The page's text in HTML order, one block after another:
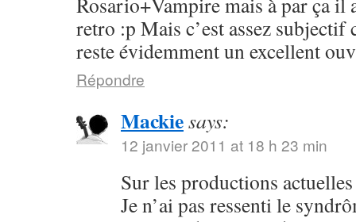
retro :p Mais c’est assez
reste évidemment un excellent
Répondre
Mackiesays:
12 janvier 2011 at 18 h 23 min
Sur les productions
Je n’ai pas ressenti le